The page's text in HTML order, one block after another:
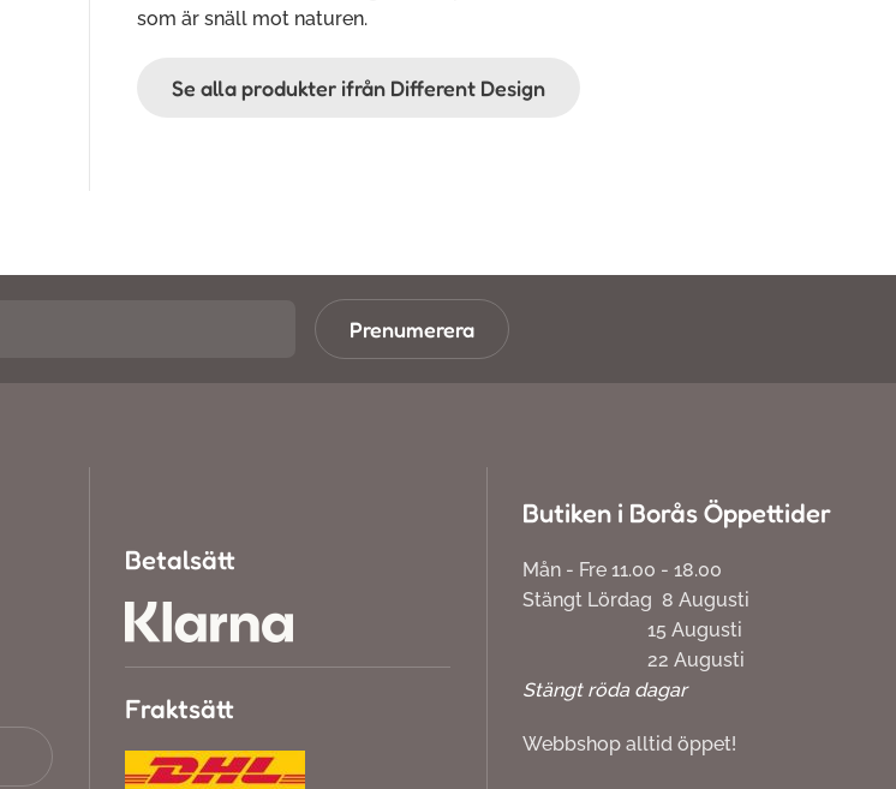
som är snäll mot naturen.
Se alla produkter ifrån Different Design
Prenumerera
Betalsätt
Fraktsätt
Butiken i Borås Öppettider
Mån - Fre 11.00 - 18.00
Stängt Lördag 8 Augusti
15 Augusti
22 Augusti
Stängt röda dagar
Webbshop alltid öppet!